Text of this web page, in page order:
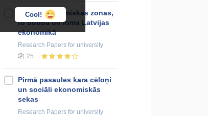
Cool!
Brīvās ekonomiskās zonas,
to būtība un loma Latvijas
ekonomikā
Research Papers for university
25
Pirmā pasaules kara cēloņi
un sociāli ekonomiskās
sekas
Research Papers for university